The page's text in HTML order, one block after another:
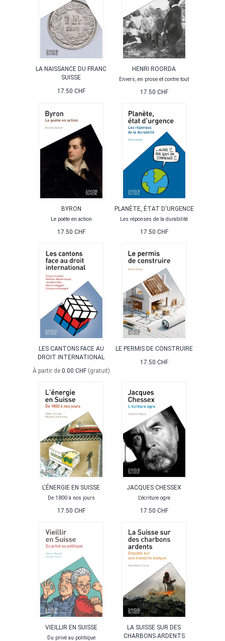
LA NAISSANCE DU FRANC
SUISSE
17.50 CHF
HENRI ROORDA
Envers, en prose et contre tout
17.50 CHF
BYRON
Le poète en action
17.50 CHF
PLANÈTE, ÉTAT D'URGENCE
Les réponses de la durabilité
17.50 CHF
LES CANTONS FACE AU
DROIT INTERNATIONAL
À partir de 0.00 CHF (gratuit)
LE PERMIS DE CONSTRUIRE
17.50 CHF
L'ÉNERGIE EN SUISSE
De 1800 à nos jours
17.50 CHF
JACQUES CHESSEX
L'écriture ogre
17.50 CHF
VIEILLIR EN SUISSE
Du privé au politique
LA SUISSE SUR DES
CHARBONS ARDENTS